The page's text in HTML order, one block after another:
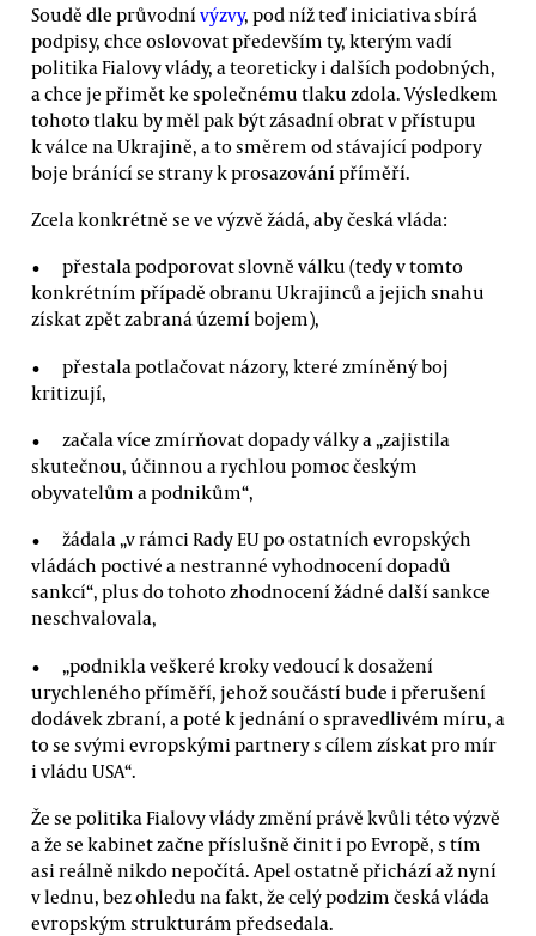
Soudě dle průvodní výzvy, pod níž teď iniciativa sbírá
podpisy, chce oslovovat především ty, kterým vadí
politika Fialovy vlády, a teoreticky i dalších podobných,
a chce je přimět ke společnému tlaku zdola. Výsledkem
tohoto tlaku by měl pak být zásadní obrat v přístupu
k válce na Ukrajině, a to směrem od stávající podpory
boje bránící se strany k prosazování příměří.
Zcela konkrétně se ve výzvě žádá, aby česká vláda:
přestala podporovat slovně válku (tedy v tomto
konkrétním případě obranu Ukrajinců a jejich snahu
získat zpět zabraná území bojem),
přestala potlačovat názory, které zmíněný boj
kritizují,
začala více zmírňovat dopady války a „zajistila
skutečnou, účinnou a rychlou pomoc českým
obyvatelům a podnikům“,
žádala „v rámci Rady EU po ostatních evropských
vládách poctivé a nestranné vyhodnocení dopadů
sankcí“, plus do tohoto zhodnocení žádné další sankce
neschvalovala,
„podnikla veškeré kroky vedoucí k dosažení
urychleného příměří, jehož součástí bude i přerušení
dodávek zbraní, a poté k jednání o spravedlivém míru, a
to se svými evropskými partnery s cílem získat pro mír
i vládu USA“.
Že se politika Fialovy vlády změní právě kvůli této výzvě
a že se kabinet začne příslušně činit i po Evropě, s tím
asi reálně nikdo nepočítá. Apel ostatně přichází až nyní
v lednu, bez ohledu na fakt, že celý podzim česká vláda
evropským strukturám předsedala.